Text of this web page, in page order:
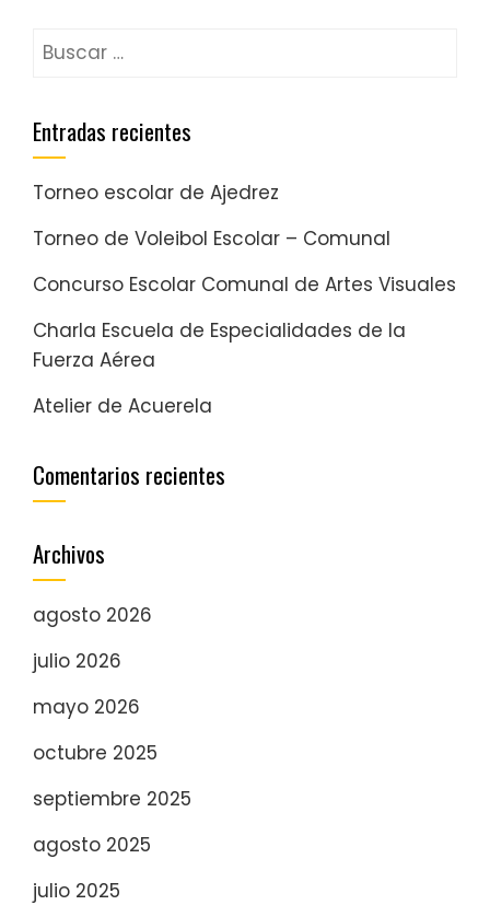
Entradas recientes
Torneo escolar de Ajedrez
Torneo de Voleibol Escolar – Comunal
Concurso Escolar Comunal de Artes Visuales
Charla Escuela de Especialidades de la
Fuerza Aérea
Atelier de Acuerela
Comentarios recientes
Archivos
agosto 2026
julio 2026
mayo 2026
octubre 2025
septiembre 2025
agosto 2025
julio 2025